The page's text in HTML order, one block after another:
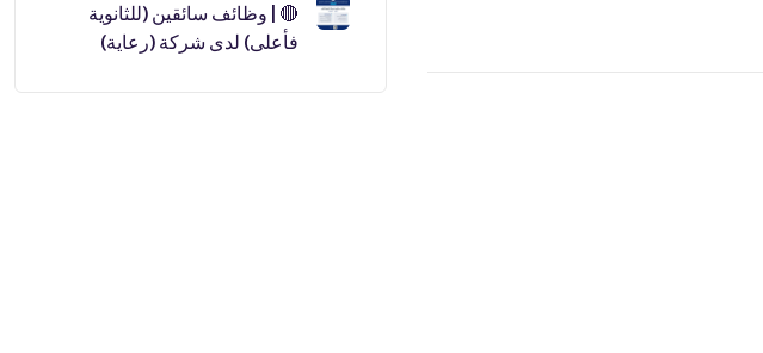
🔴 | وظائف سائقين (للثانوية
فأعلى) لدى شركة (رعاية)